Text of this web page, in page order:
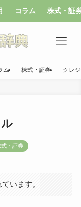
コラム 株式・証
ム 株式・証券 クレ
式・証券
います。